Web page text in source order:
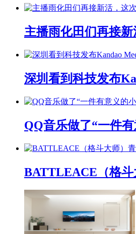
主播雨化田们再接
深圳看到科技发布
QQ音乐做了“一件
BATTLEACE（格